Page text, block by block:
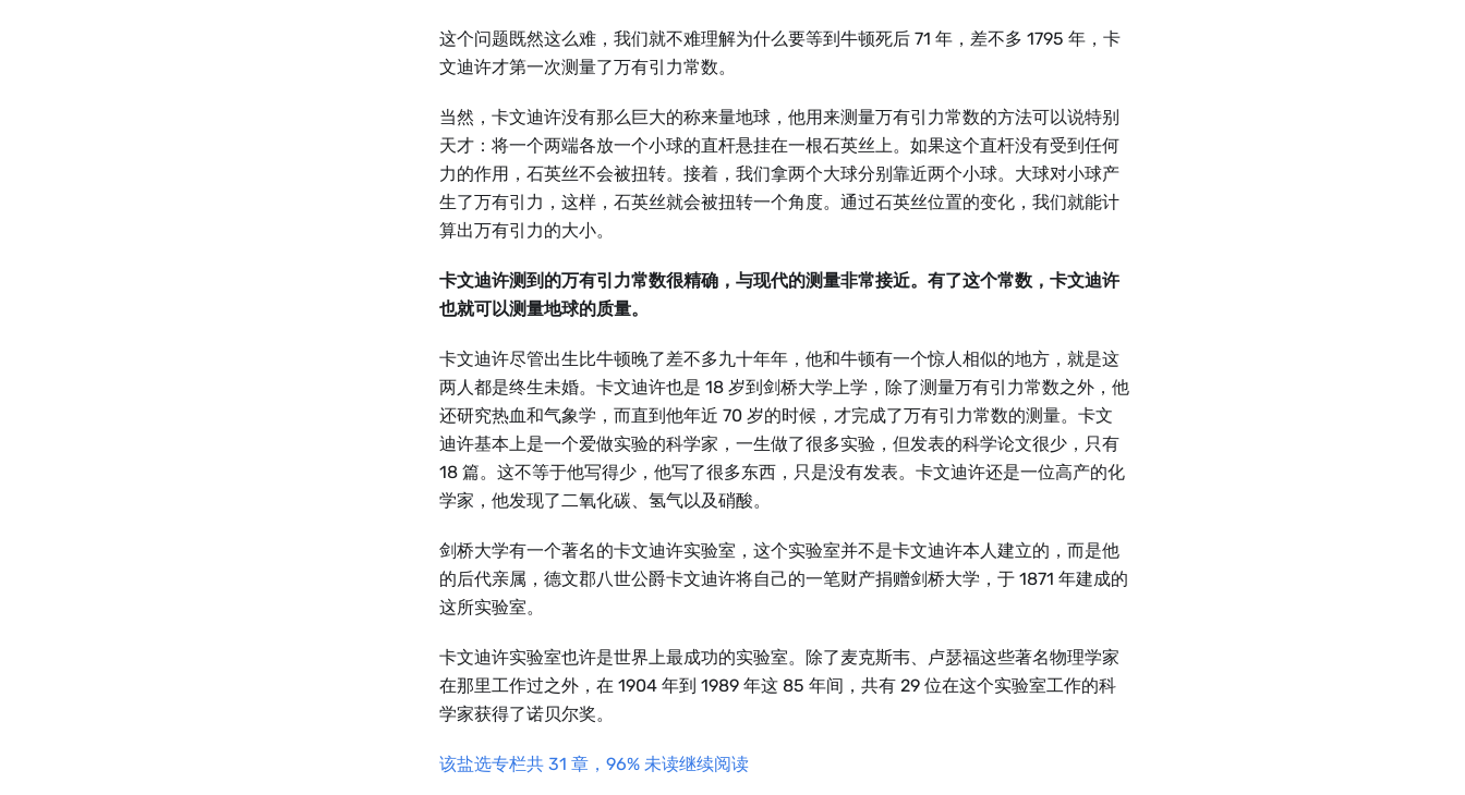
这个问题既然这么难，我们就不难理解为什么要等到牛顿死后 71 年，差不多 1795 年，卡
文迪许才第一次测量了万有引力常数。
当然，卡文迪许没有那么巨大的称来量地球，他用来测量万有引力常数的方法可以说特别
天才：将一个两端各放一个小球的直杆悬挂在一根石英丝上。如果这个直杆没有受到任何
力的作用，石英丝不会被扭转。接着，我们拿两个大球分别靠近两个小球。大球对小球产
生了万有引力，这样，石英丝就会被扭转一个角度。通过石英丝位置的变化，我们就能计
算出万有引力的大小。
卡文迪许测到的万有引力常数很精确，与现代的测量非常接近。有了这个常数，卡文迪许
也就可以测量地球的质量。
卡文迪许尽管出生比牛顿晚了差不多九十年年，他和牛顿有一个惊人相似的地方，就是这
两人都是终生未婚。卡文迪许也是 18 岁到剑桥大学上学，除了测量万有引力常数之外，他
还研究热血和气象学，而直到他年近 70 岁的时候，才完成了万有引力常数的测量。卡文
迪许基本上是一个爱做实验的科学家，一生做了很多实验，但发表的科学论文很少，只有
18 篇。这不等于他写得少，他写了很多东西，只是没有发表。卡文迪许还是一位高产的化
学家，他发现了二氧化碳、氢气以及硝酸。
剑桥大学有一个著名的卡文迪许实验室，这个实验室并不是卡文迪许本人建立的，而是他
的后代亲属，德文郡八世公爵卡文迪许将自己的一笔财产捐赠剑桥大学，于 1871 年建成的
这所实验室。
卡文迪许实验室也许是世界上最成功的实验室。除了麦克斯韦、卢瑟福这些著名物理学家
在那里工作过之外，在 1904 年到 1989 年这 85 年间，共有 29 位在这个实验室工作的科
学家获得了诺贝尔奖。
该盐选专栏共 31 章，96% 未读继续阅读